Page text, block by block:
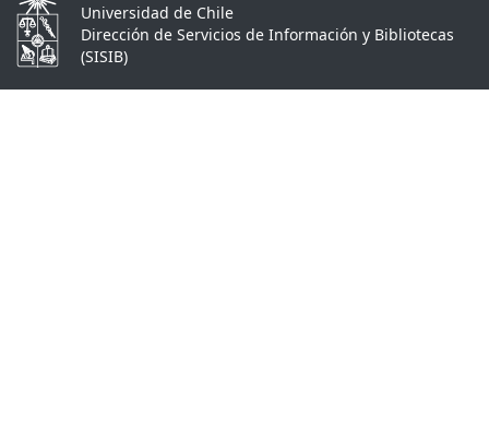
Universidad de Chile
Dirección de Servicios de Información y Bibliotecas
(SISIB)